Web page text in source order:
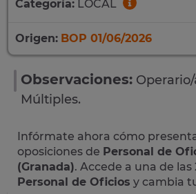
Categoría: LOCAL
Origen: BOP 01/06/2026
Observaciones:
Múltiples.
Infórmate ahora cómo
oposiciones de Personal de
(Granada). Accede a una de las
Personal de Oficios y cambia